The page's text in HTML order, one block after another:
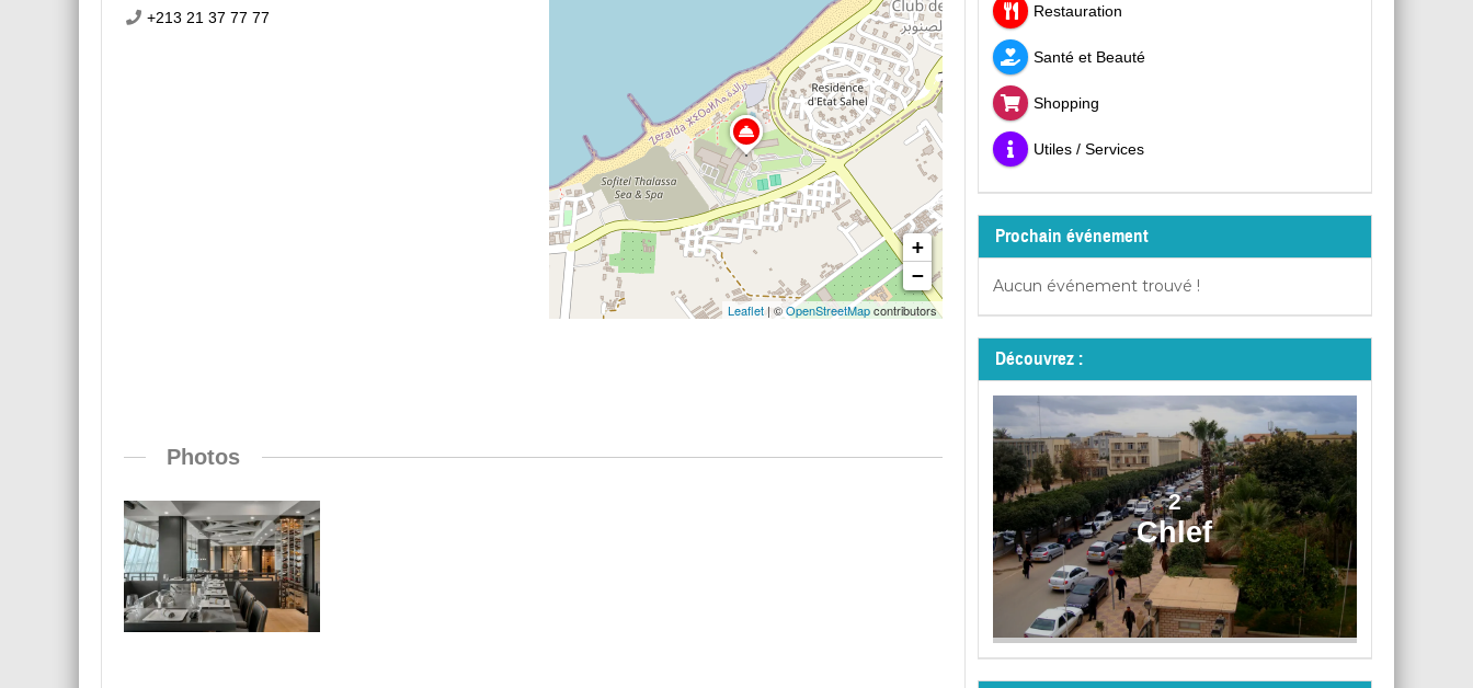
+213 21 37 77 77
+
−
Leaflet| ©OpenStreetMapcontributors
Photos
Restauration
Santé et Beauté
Shopping
Utiles / Services
Prochain événement
Aucun événement trouvé !
Découvrez :
2
Chlef